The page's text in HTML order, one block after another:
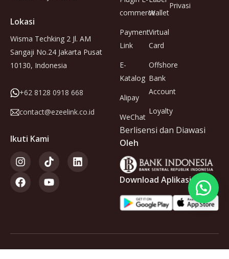
Lokasi
Wisma Techking 2 Jl. AM
Sangaji No.24 Jakarta Pusat
10130, Indonesia
+62 8128 0918 668
contact@ezeelink.co.id
Ikuti Kami
commerce
Payment
Link
E-
Katalog
Alipay
WeChat
Wallet
Virtual
Card
Offshore
Bank
Account
Loyalty
Privasi
Berlisensi dan Diawasi
Oleh
Download Aplikasi